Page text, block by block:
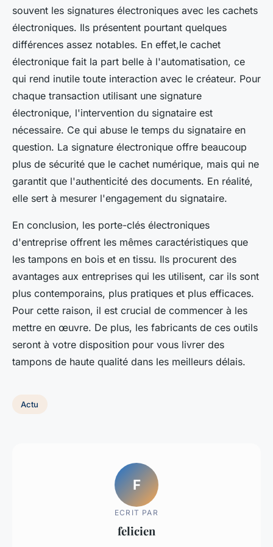
souvent les signatures électroniques avec les cachets
électroniques. Ils présentent pourtant quelques
différences assez notables. En effet,le cachet
électronique fait la part belle à l'automatisation, ce
qui rend inutile toute interaction avec le créateur. Pour
chaque transaction utilisant une signature
électronique, l'intervention du signataire est
nécessaire. Ce qui abuse le temps du signataire en
question. La signature électronique offre beaucoup
plus de sécurité que le cachet numérique, mais qui ne
garantit que l'authenticité des documents. En réalité,
elle sert à mesurer l'engagement du signataire.
En conclusion, les porte-clés électroniques
d'entreprise offrent les mêmes caractéristiques que
les tampons en bois et en tissu. Ils procurent des
avantages aux entreprises qui les utilisent, car ils sont
plus contemporains, plus pratiques et plus efficaces.
Pour cette raison, il est crucial de commencer à les
mettre en œuvre. De plus, les fabricants de ces outils
seront à votre disposition pour vous livrer des
tampons de haute qualité dans les meilleurs délais.
Actu
F
ECRIT PAR
felicien